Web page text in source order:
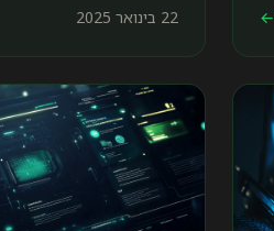
← 22 בינואר 2025